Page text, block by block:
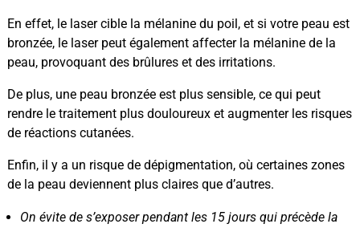
En effet, le laser cible la mélanine du poil, et si votre peau est
bronzée, le laser peut également affecter la mélanine de la
peau, provoquant des brûlures et des irritations.
De plus, une peau bronzée est plus sensible, ce qui peut
rendre le traitement plus douloureux et augmenter les risques
de réactions cutanées.
Enfin, il y a un risque de dépigmentation, où certaines zones
de la peau deviennent plus claires que d’autres.
On évite de s’exposer pendant les 15 jours qui précède la